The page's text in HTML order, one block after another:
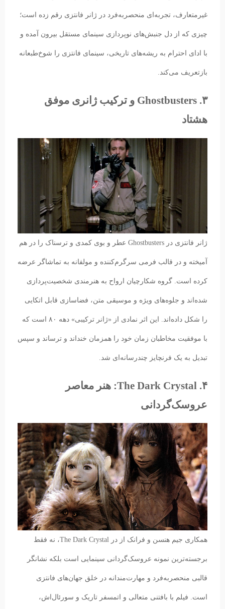
غیرمتعارف، تجربه‌ای منحصربه‌فرد در ژانر فانتزی رقم زده است؛
چیزی که از دل جنبش‌های نوپردازی سینمای مستقل بیرون آمده و
با ادای احترام به ریشه‌های تاریخی، سینمای فانتزی را شوخ‌طبعانه
بازتعریف می‌کند.
۳. Ghostbusters و ترکیب ژانری موفق
هشتاد
ژانر فانتزی در Ghostbusters عطر و بوی کمدی و ترسناک را در هم
آمیخته و در قالب فرمی سرگرم‌کننده و مولفانه به تماشاگر عرضه
کرده است. گروه شکارچیان ارواح به هنرمندی شخصیت‌پردازی
شده‌اند و جلوه‌های ویژه و موسیقی متن، فضاسازی قابل اتکایی
را شکل داده‌اند. این اثر نمادی از «ژانر ترکیبی» دهه ۸۰ است که
با موفقیت مخاطبان زمان خود را همزمان خنداند و ترساند و سپس
تبدیل به یک فرنچایز چندرسانه‌ای شد.
۴. The Dark Crystal: هنر معاصر
عروسک‌گردانی
همکاری جیم هنسن و فرانک از در The Dark Crystal، نه فقط
برجسته‌ترین نمونه عروسک‌گردانی سینمایی است بلکه نشانگر
قالبی منحصربه‌فرد و مهارت‌مندانه در خلق جهان‌های فانتزی
است. فیلم با بافتنی متعالی و اتمسفر تاریک و سورئال‌اش،